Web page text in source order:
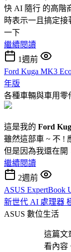
快 AI 隨行 的高階
時表示一且搞定
一下
繼續閱讀
1週前
Ford Kuga MK3
年版
各種車輛與車用零
這是我的 Ford
雖然這部車 ~ 不 !
但是因為我還在開
繼續閱讀
2週前
ASUS ExpertBook
新世代 AI 處理器
ASUS 數位生活
這篇文
看內容